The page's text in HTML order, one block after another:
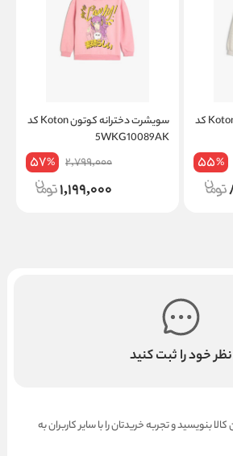
سویشرت دخترانه کوتون Koton کد
55%
سویشرت دخترانه کوتون Koton کد
5WKG10089AK
2,799,000
57%
1,199,000
نظر خود را ثبت کنید
بنویسید و تجربه خریدتان را با سایر کاربران به